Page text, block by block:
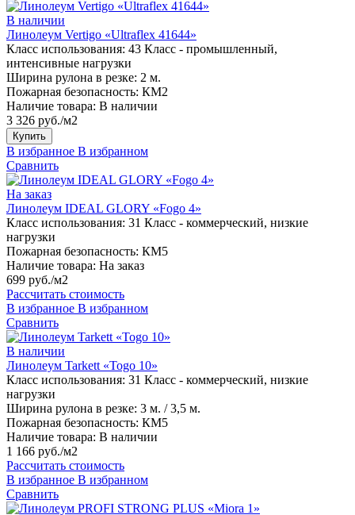
В наличии
Линолеум Vertigo «Ultraflex 41644»
Класс использования: 43 Класс - промышленный,
интенсивные нагрузки
Ширина рулона в резке: 2 м.
Пожарная безопасность: КМ2
Наличие товара: В наличии
3 326 руб./м2
Купить
В избранное В избранном
Сравнить
На заказ
Линолеум IDEAL GLORY «Fogo 4»
Класс использования: 31 Класс - коммерческий, низкие
нагрузки
Пожарная безопасность: КМ5
Наличие товара: На заказ
699 руб./м2
Рассчитать стоимость
В избранное В избранном
Сравнить
В наличии
Линолеум Tarkett «Togo 10»
Класс использования: 31 Класс - коммерческий, низкие
нагрузки
Ширина рулона в резке: 3 м. / 3,5 м.
Пожарная безопасность: КМ5
Наличие товара: В наличии
1 166 руб./м2
Рассчитать стоимость
В избранное В избранном
Сравнить